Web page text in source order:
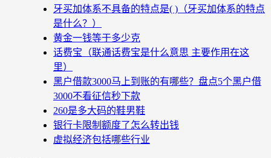
牙买加体系不具备的特点是( )（牙买加体系的特点
是什么？）
黄金一钱等于多少克
话费宝（联通话费宝是什么意思 主要作用在这
里）
黑户借款3000马上到账的有哪些？盘点5个黑户借
3000不看征信秒下款
260是多大码的鞋男鞋
银行卡限制额度了怎么转出钱
虚拟经济包括哪些行业